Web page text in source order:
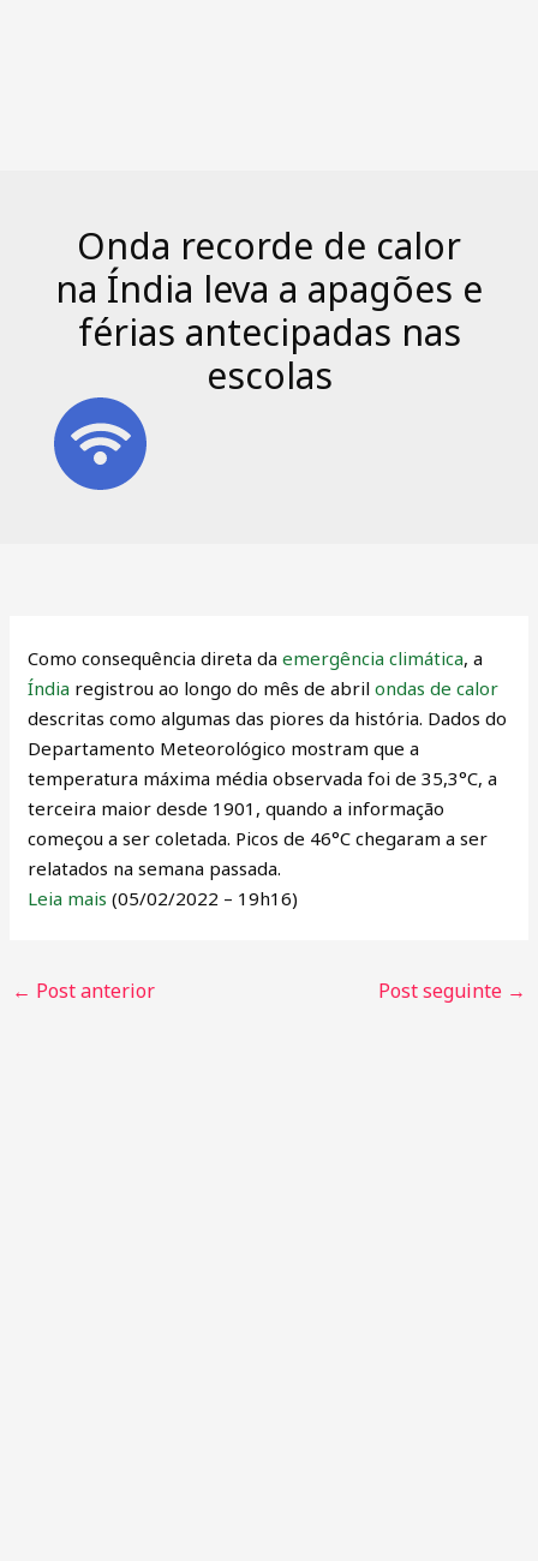
Onda recorde de calor
na Índia leva a apagões e
férias antecipadas nas
escolas
Como consequência direta daemergência climática, a
Índia registrou ao longo do mês de abrilondas de calor
descritas como algumas das piores da história. Dados do
Departamento Meteorológico mostram que a
temperatura máxima média observada foi de 35,3°C, a
terceira maior desde 1901, quando a informação
começou a ser coletada. Picos de 46°C chegaram a ser
relatados na semana passada.
Leia mais (05/02/2022 – 19h16)
← Post anterior Post seguinte →